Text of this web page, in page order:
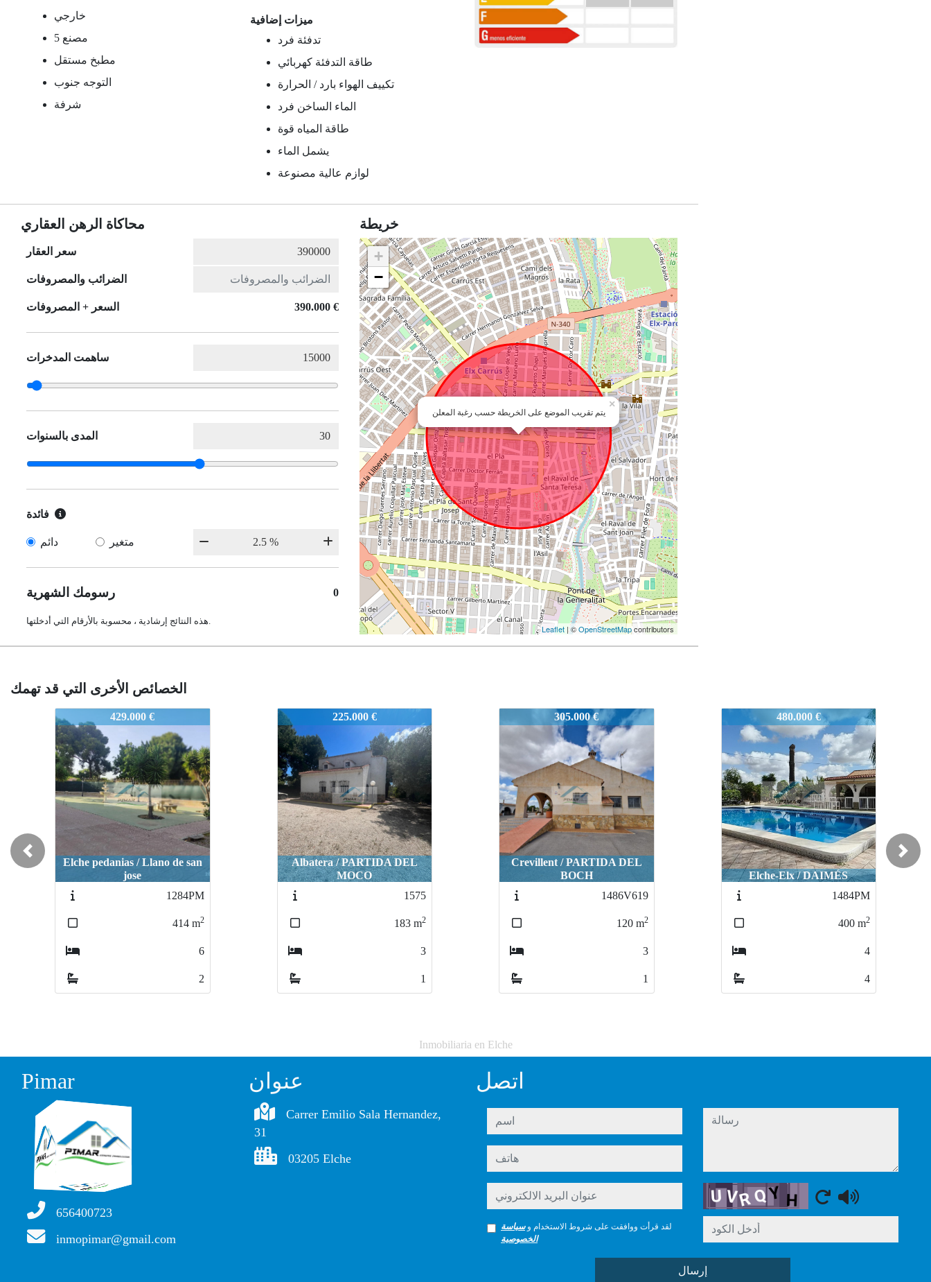
خارجي
مصنع 5
مطبخ مستقل
التوجه جنوب
شرفة
ميزات إضافية
تدفئة فرد
طاقة التدفئة كهربائي
تكييف الهواء بارد / الحرارة
الماء الساخن فرد
طاقة المياه قوة
يشمل الماء
لوازم عالية مصنوعة
محاكاة الرهن العقاري
سعر العقار
الضرائب والمصروفات
السعر + المصروفات 390.000 €
ساهمت المدخرات
المدى بالسنوات
فائدة
دائم متغير
رسومك الشهرية 0
هذه النتائج إرشادية ، محسوبة بالأرقام التي أدخلتها.
خريطة
يتم تقريب الموضع على الخريطة حسب رغبة المعلن
×
+
−
Leaflet | ©OpenStreetMapcontributors
الخصائص الأخرى التي قد تهمك
1574
225.000 €
Albatera / PARTIDA DEL
MOCO
1575
183 m2
3
1
1574 305.000 €
Crevillent / PARTIDA DEL
BOCH
1486V619
120 m2
3
1
480.000 €
Elche-Elx / DAIMÉS
1484PM
400 m2
4
4
270.000 €
Crevillent / CACHAP
1378
326 m2
4
1
Previous Next
Inmobiliaria en Elche
Pimar
656400723
inmopimar@gmail.com
عنوان
Carrer Emilio Sala Hernandez,
31
03205 Elche
اتصل
هاتف
عنوان البريد الالكتروني
لقد قرأت ووافقت على شروط الاستخدام وسياسة
الخصوصية
رسالة
Captcha
إرسال